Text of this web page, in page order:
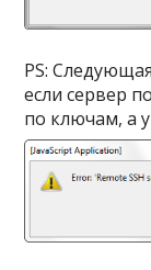
PS:
если сервер
по ключам, а